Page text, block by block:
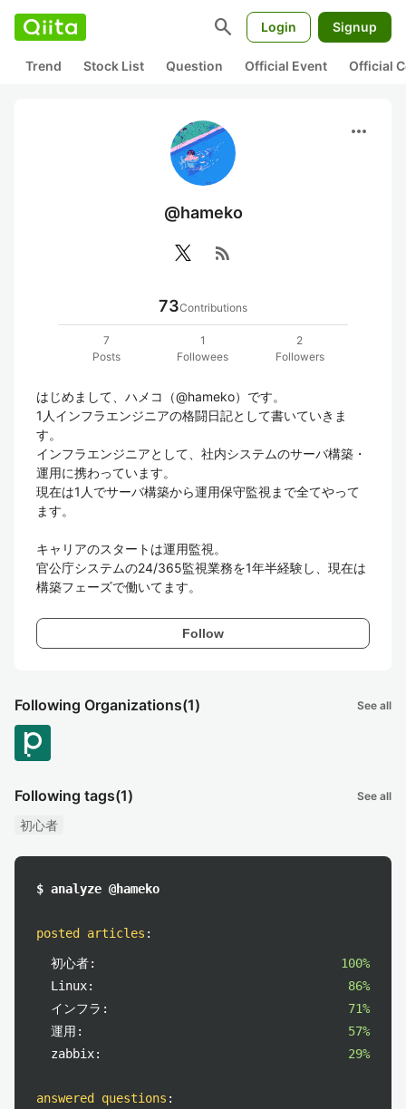
search Login Signup
Trend Stock List Question Official Event Official
more_horiz
@hameko
rss_feed
73Contributions
7
Posts
1
Followees
2
Followers
はじめまして、ハメコ（@hameko）です。
1人インフラエンジニアの格闘日記として書いていきま
す。
インフラエンジニアとして、社内システムのサーバ構築・
運用に携わっています。
現在は1人でサーバ構築から運用保守監視まで全てやって
ます。
キャリアのスタートは運用監視。
官公庁システムの24/365監視業務を1年半経験し、現在は
構築フェーズで働いてます。
Follow
Following Organizations(1) See all
Following tags(1) See all
初心者
$ analyze @hameko
posted articles :
初心者:
100%
Linux:
86%
インフラ:
71%
運用:
57%
zabbix:
29%
answered questions :